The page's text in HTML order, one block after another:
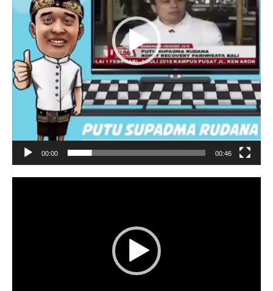
00:00 00:46